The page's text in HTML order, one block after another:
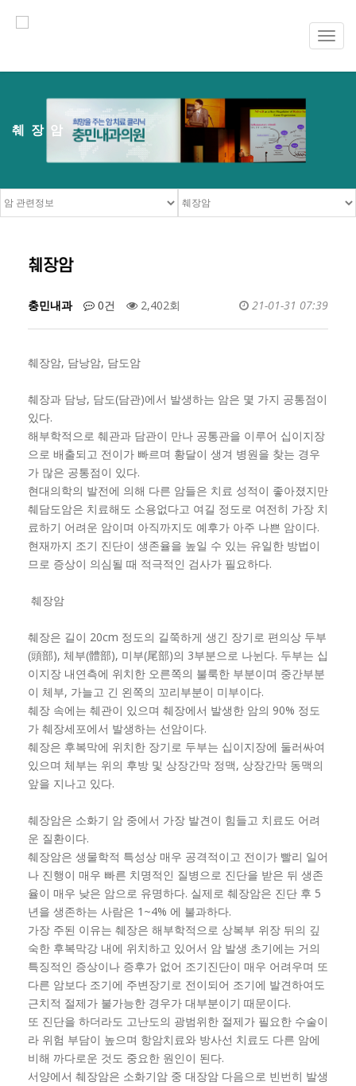
췌장암
췌장암
충민내과 0건 2,402회 21-01-31 07:39
췌장암, 담낭암, 담도암
췌장과 담낭, 담도(담관)에서 발생하는 암은 몇 가지 공통점이
있다.
해부학적으로 췌관과 담관이 만나 공통관을 이루어 십이지장
으로 배출되고 전이가 빠르며 황달이 생겨 병원을 찾는 경우
가 많은 공통점이 있다.
현대의학의 발전에 의해 다른 암들은 치료 성적이 좋아졌지만
췌담도암은 치료해도 소용없다고 여길 정도로 여전히 가장 치
료하기 어려운 암이며 아직까지도 예후가 아주 나쁜 암이다.
현재까지 조기 진단이 생존율을 높일 수 있는 유일한 방법이
므로 증상이 의심될 때 적극적인 검사가 필요하다.
췌장암
췌장은 길이 20cm 정도의 길쭉하게 생긴 장기로 편의상 두부
(頭部), 체부(體部), 미부(尾部)의 3부분으로 나뉜다. 두부는 십
이지장 내연측에 위치한 오른쪽의 불룩한 부분이며 중간부분
이 체부, 가늘고 긴 왼쪽의 꼬리부분이 미부이다.
췌장 속에는 췌관이 있으며 췌장에서 발생한 암의 90% 정도
가 췌장세포에서 발생하는 선암이다.
췌장은 후복막에 위치한 장기로 두부는 십이지장에 둘러싸여
있으며 체부는 위의 후방 및 상장간막 정맥, 상장간막 동맥의
앞을 지나고 있다.
췌장암은 소화기 암 중에서 가장 발견이 힘들고 치료도 어려
운 질환이다.
췌장암은 생물학적 특성상 매우 공격적이고 전이가 빨리 일어
나 진행이 매우 빠른 치명적인 질병으로 진단을 받은 뒤 생존
율이 매우 낮은 암으로 유명하다. 실제로 췌장암은 진단 후 5
년을 생존하는 사람은 1~4% 에 불과하다.
가장 주된 이유는 췌장은 해부학적으로 상복부 위장 뒤의 깊
숙한 후복막강 내에 위치하고 있어서 암 발생 초기에는 거의
특징적인 증상이나 증후가 없어 조기진단이 매우 어려우며 또
다른 암보다 조기에 주변장기로 전이되어 조기에 발견하여도
근치적 절제가 불가능한 경우가 대부분이기 때문이다.
또 진단을 하더라도 고난도의 광범위한 절제가 필요한 수술이
라 위험 부담이 높으며 항암치료와 방사선 치료도 다른 암에
비해 까다로운 것도 중요한 원인이 된다.
서양에서 췌장암은 소화기암 중 대장암 다음으로 빈번히 발생